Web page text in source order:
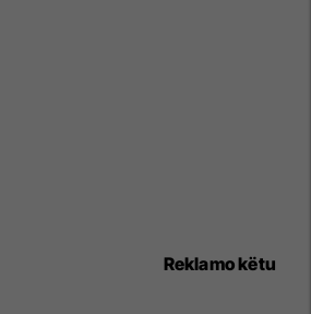
Reklamo këtu